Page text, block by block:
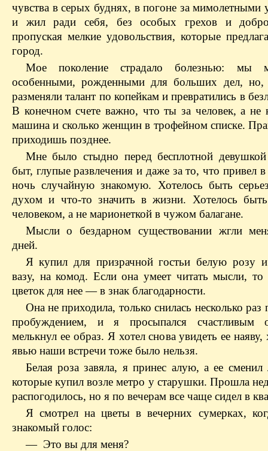
чувства в серых буднях, в погоне за мимолетными
и жил ради себя, без особых грехов и
пропуская мелкие удовольствия, которые
город.
Мое поколение страдало болезнью: мы
особенными, рожденными для больших дел, но,
разменяли талант по копейкам и превратились в
В конечном счете важно, что ты за человек, а не
машина и сколько женщин в трофейном списке.
приходишь позднее.
Мне было стыдно перед бесплотной
быт, глупые развлечения и даже за то, что привел
ночь случайную знакомую. Хотелось быть
духом и что-то значить в жизни. Хотелось
человеком, а не марионеткой в чужом балагане.
Мысли о бездарном существовании жгли
дней.
Я купил для призрачной гостьи белую розу
вазу, на комод. Если она умеет читать мысли, то
цветок для нее — в знак благодарности.
Она не приходила, только снилась несколько
пробуждением, и я просыпался счастливым
мелькнул ее образ. Я хотел снова увидеть ее наяву,
явью наши встречи тоже было нельзя.
Белая роза завяла, я принес алую, а ее
которые купил возле метро у старушки. Прошла
распогодилось, но я по вечерам все чаще сидел в
Я смотрел на цветы в вечерних сумерках,
знакомый голос:
— Это вы для меня?